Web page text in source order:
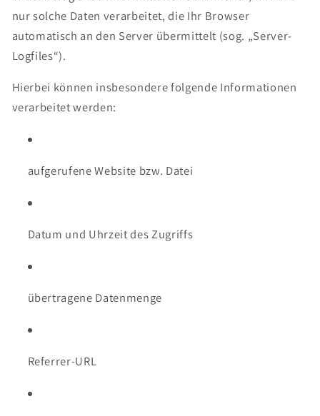
nur solche Daten verarbeitet, die Ihr Browser
automatisch an den Server übermittelt (sog. „Server-
Logfiles“).
Hierbei können insbesondere folgende Informationen
verarbeitet werden:
aufgerufene Website bzw. Datei
Datum und Uhrzeit des Zugriffs
übertragene Datenmenge
Referrer-URL